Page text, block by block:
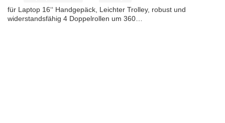
für Laptop 16‘‘ Handgepäck, Leichter Trolley, robust und
widerstandsfähig 4 Doppelrollen um 360…